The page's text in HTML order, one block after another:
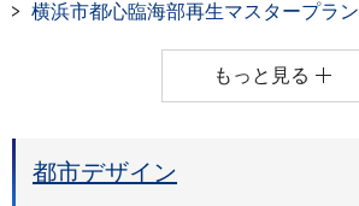
横浜市都心臨海部再生マスタープラン
もっと見る
都市デザイン